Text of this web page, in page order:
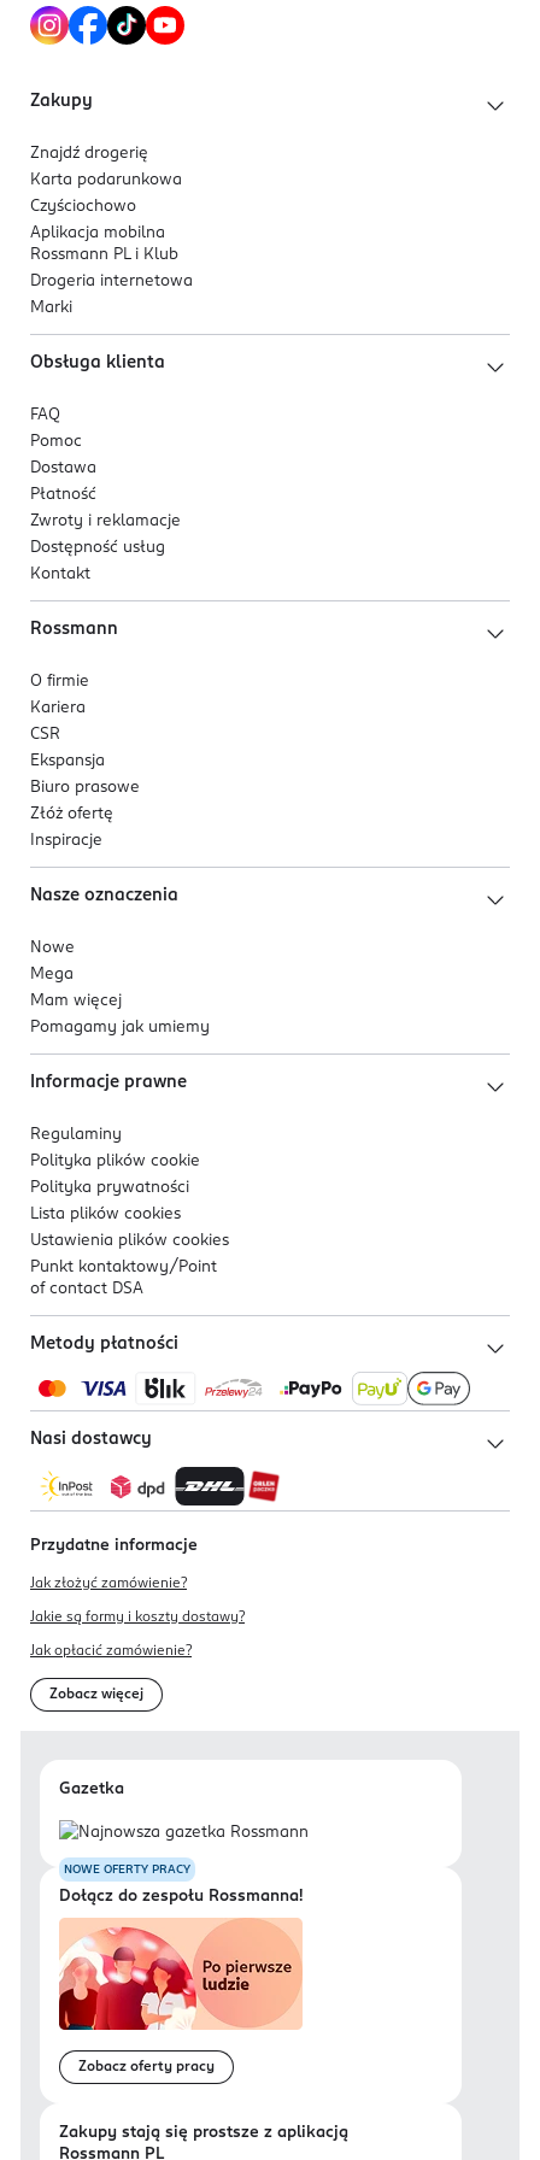
Róż w sticku to produkt odpowiedni dla każdego typu
Zakupy
Znajdź drogerię
Karta podarunkowa
Czyściochowo
Aplikacja mobilna
Rossmann PL i Klub
Drogeria internetowa
Marki
Obsługa klienta
FAQ
Pomoc
Dostawa
Płatność
Zwroty i reklamacje
Dostępność usług
Kontakt
Rossmann
O firmie
Kariera
CSR
Ekspansja
Biuro prasowe
Złóż ofertę
Inspiracje
Nasze oznaczenia
Nowe
Mega
Mam więcej
Pomagamy jak umiemy
Informacje prawne
Regulaminy
Polityka plików cookie
Polityka prywatności
Lista plików cookies
Ustawienia plików cookies
Punkt kontaktowy/ Point
of contact DSA
Metody płatności
Nasi dostawcy
Przydatne informacje
Jak złożyć zamówienie?
Jakie są formy i koszty dostawy?
Jak opłacić zamówienie?
Zobacz więcej
Gazetka
NOWE OFERTY PRACY
Dołącz do zespołu Rossmanna!
Zobacz oferty pracy
Zakupy stają się prostsze z aplikacją
Rossmann PL